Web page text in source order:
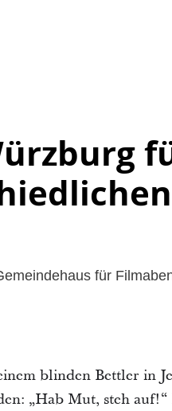
für
blinden Bettler in
„Hab Mut, steh auf!“